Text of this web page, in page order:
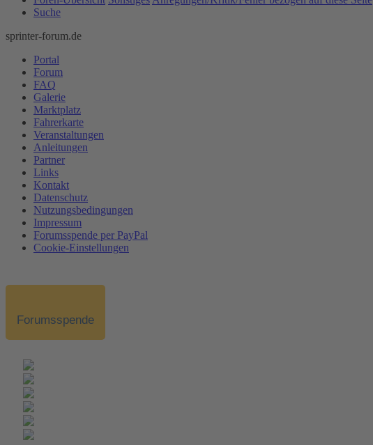
Suche
sprinter-forum.de
Portal
Forum
FAQ
Galerie
Marktplatz
Fahrerkarte
Veranstaltungen
Anleitungen
Partner
Links
Kontakt
Datenschutz
Nutzungsbedingungen
Impressum
Forumsspende per PayPal
Cookie-Einstellungen
Forumsspende